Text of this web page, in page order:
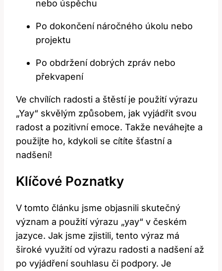
nebo úspěchu
Po dokončení náročného úkolu nebo
projektu
Po obdržení dobrých zpráv nebo
překvapení
Ve chvílích radosti a štěstí je použití výrazu
„Yay“ skvělým způsobem, jak vyjádřit svou
radost a pozitivní emoce. Takže neváhejte a
použijte ho, kdykoli se cítíte šťastní a
nadšení!
Klíčové Poznatky
V tomto článku jsme objasnili skutečný
význam a použití výrazu „yay“ v českém
jazyce. Jak jsme zjistili, tento výraz má
široké využití od výrazu radosti a nadšení až
po vyjádření souhlasu či podpory. Je